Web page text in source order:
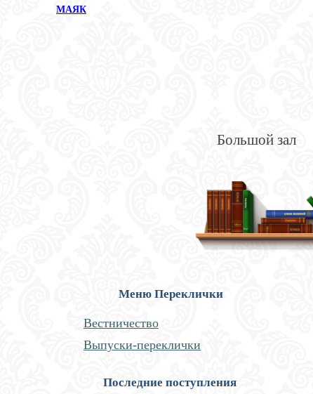
МАЯК
Большой зал
Меню Переклички
Вестничество
Выпуски-переклички
Последние поступления